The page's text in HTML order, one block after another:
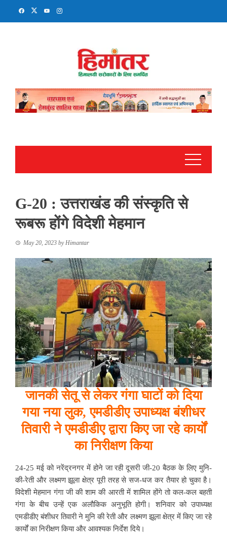
G-20 : उत्तराखंड की संस्कृति से
रूबरू होंगे विदेशी मेहमान
May 20, 2023 byHimantar
जानकी सेतू से लेकर गंगा घाटों को दिया
गया नया लुक, एमडीडीए उपाध्यक्ष बंशीधर
तिवारी ने एमडीडीए द्वारा किए जा रहे कार्यों
का निरीक्षण किया
24-25 मई को नरेंद्रनगर में होने जा रही दूसरी जी-20 बैठक के लिए मुनि-
की-रेती और लक्ष्मण झूला क्षेत्र पूरी तरह से सज-धज कर तैयार हो चुका है।
विदेशी मेहमान गंगा जी की शाम की आरती में शामिल होंगे तो कल-कल बहती
गंगा के बीच उन्हें एक अलौकिक अनुभूति होगी। शनिवार को उपाध्यक्ष
एमडीडीए बंशीधर तिवारी ने मुनि की रेती और लक्ष्मण झूला क्षेत्र में किए जा रहे
कार्यों का निरीक्षण किया और आवश्यक निर्देश दिये।